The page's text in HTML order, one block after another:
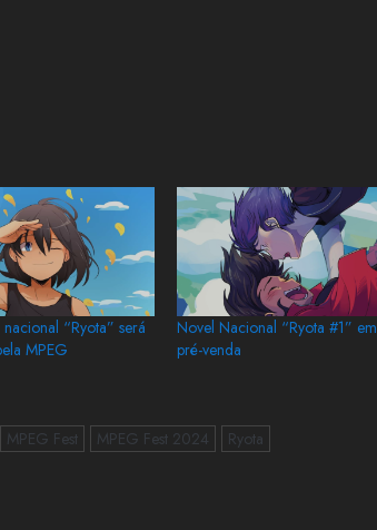
“Ryota” será
MPEG
Novel Nacional “Ryota #1” em
pré-venda
MPEG Fest MPEG Fest 2024 Ryota